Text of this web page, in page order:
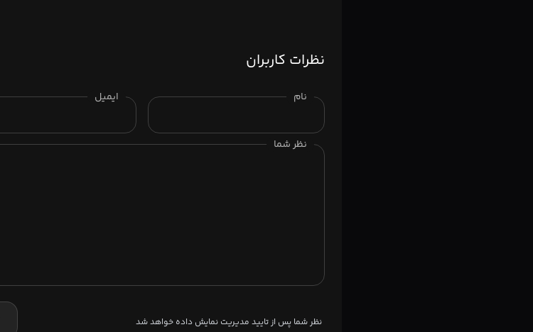
نظرات کاربران
نام ایمیل
نظر شما
نظر شما پس از تایید مدیریت نمایش داده خواهد شد